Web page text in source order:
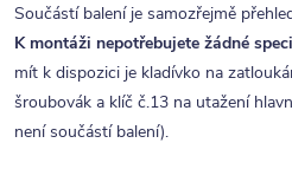
Součástí balení je samozřejmě
K montáži nepotřebujete žádné
mít k dispozici je kladívko na
šroubovák a klíč č.13 na utažení
není součástí balení).